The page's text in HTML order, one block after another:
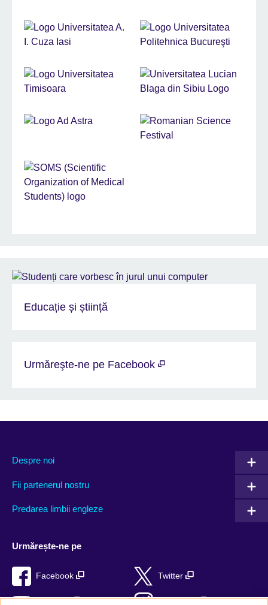
Educație și știință
Urmăreşte-ne pe Facebook
Despre noi
Fii partenerul nostru
Predarea limbii engleze
Urmărește-ne pe
Facebook Twitter